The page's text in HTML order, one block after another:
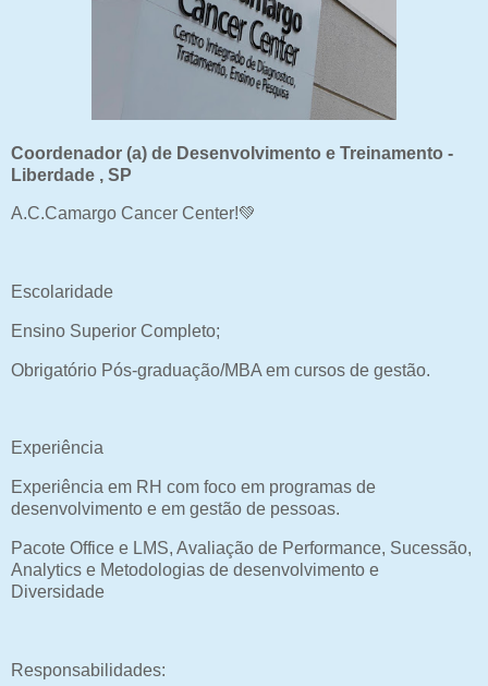
Coordenador (a) de Desenvolvimento e Treinamento -
Liberdade , SP
A.C.Camargo Cancer Center!💚
Escolaridade
Ensino Superior Completo;
Obrigatório Pós-graduação/MBA em cursos de gestão.
Experiência
Experiência em RH com foco em programas de
desenvolvimento e em gestão de pessoas.
Pacote Office e LMS, Avaliação de Performance, Sucessão,
Analytics e Metodologias de desenvolvimento e
Diversidade
Responsabilidades: